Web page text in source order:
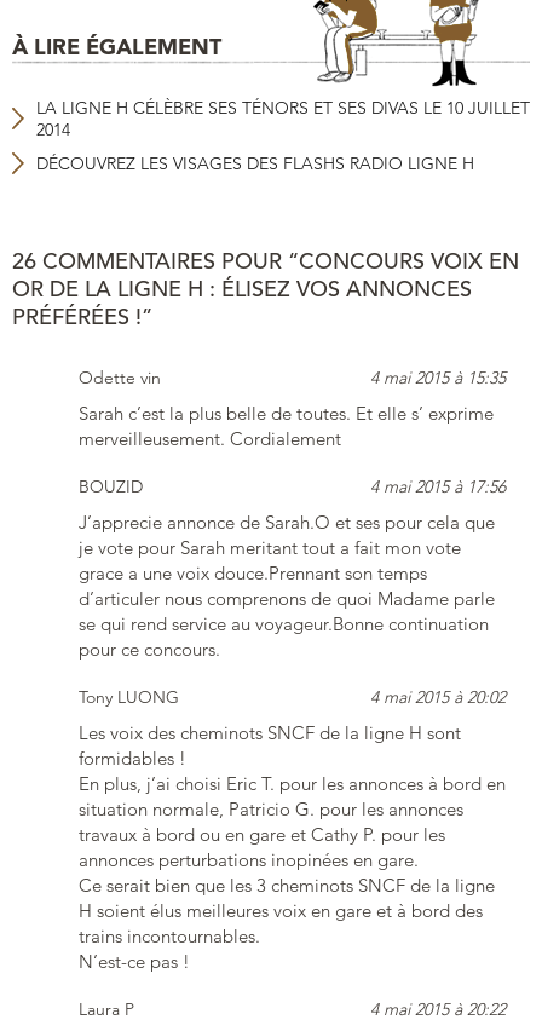
À LIRE ÉGALEMENT
LA LIGNE H CÉLÈBRE SES TÉNORS ET SES DIVAS LE 10 JUILLET
2014
DÉCOUVREZ LES VISAGES DES FLASHS RADIO LIGNE H
26 COMMENTAIRES POUR “CONCOURS VOIX EN
OR DE LA LIGNE H : ÉLISEZ VOS ANNONCES
PRÉFÉRÉES !”
Odette vin 4 mai 2015 à 15:35
Sarah c’est la plus belle de toutes. Et elle s’ exprime
merveilleusement. Cordialement
BOUZID 4 mai 2015 à 17:56
J’apprecie annonce de Sarah.O et ses pour cela que
je vote pour Sarah meritant tout a fait mon vote
grace a une voix douce.Prennant son temps
d’articuler nous comprenons de quoi Madame parle
se qui rend service au voyageur.Bonne continuation
pour ce concours.
Tony LUONG 4 mai 2015 à 20:02
Les voix des cheminots SNCF de la ligne H sont
formidables !
En plus, j’ai choisi Eric T. pour les annonces à bord en
situation normale, Patricio G. pour les annonces
travaux à bord ou en gare et Cathy P. pour les
annonces perturbations inopinées en gare.
Ce serait bien que les 3 cheminots SNCF de la ligne
H soient élus meilleures voix en gare et à bord des
trains incontournables.
N’est-ce pas !
Laura P 4 mai 2015 à 20:22